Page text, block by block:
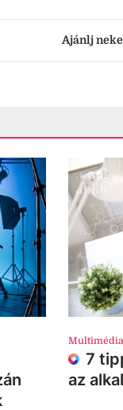
Ajánlj
Multimédia
7
az